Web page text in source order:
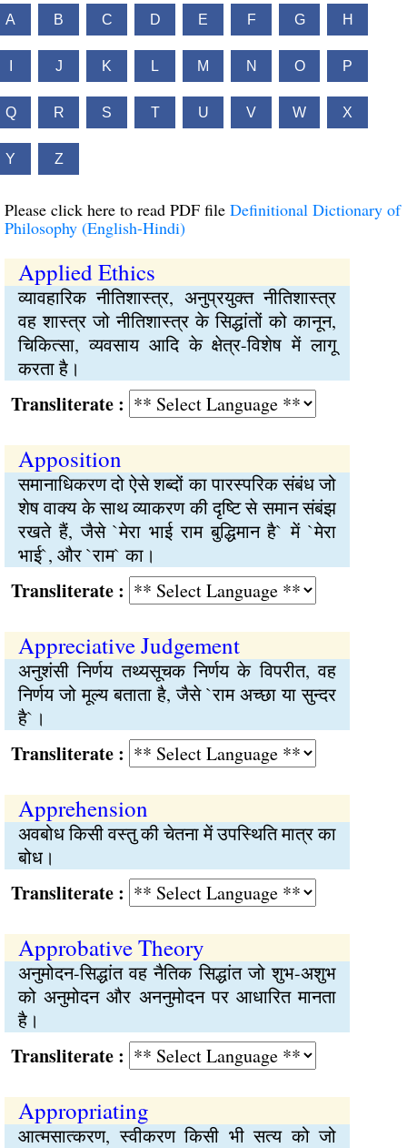
A B C D E F G H
J K L M N O P
Q R S T U V W X
Y Z
Please click here to read PDF file Definitional Dictionary of
Philosophy (English-Hindi)
Applied Ethics
व्यावहारिक नीतिशास्त्र, अनुप्रयुक्त नीतिशास्त्र
वह शास्त्र जो नीतिशास्त्र के सिद्धांतों को कानून,
चिकित्सा, व्यवसाय आदि के क्षेत्र-विशेष में लागू
करता है।
:
Apposition
समानाधिकरण दो ऐसे शब्दों का पारस्परिक संबंध जो
शेष वाक्य के साथ व्याकरण की दृष्टि से समान संबंझ
रखते हैं, जैसे `मेरा भाई राम बुद्धिमान है` में `मेरा
भाई`, और `राम` का।
:
Appreciative Judgement
अनुशंसी निर्णय तथ्यसूचक निर्णय के विपरीत, वह
निर्णय जो मूल्य बताता है, जैसे `राम अच्छा या सुन्दर
है`।
:
Apprehension
अवबोध किसी वस्तु की चेतना में उपस्थिति मात्र का
बोध।
:
Approbative Theory
अनुमोदन-सिद्धांत वह नैतिक सिद्धांत जो शुभ-अशुभ
को अनुमोदन और अननुमोदन पर आधारित मानता
है।
:
Appropriating
आत्मसात्करण, स्वीकरण किसी भी सत्य को जो